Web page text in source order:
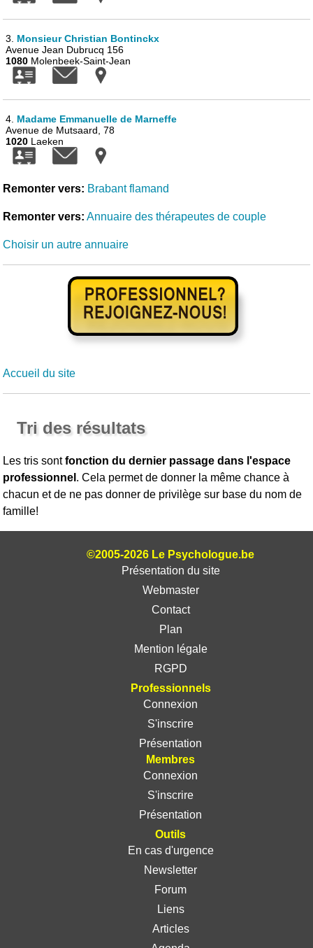
3. Monsieur Christian Bontinckx
Avenue Jean Dubrucq 156
1080 Molenbeek-Saint-Jean
4. Madame Emmanuelle de Marneffe
Avenue de Mutsaard, 78
1020 Laeken
Remonter vers: Brabant flamand
Remonter vers: Annuaire des thérapeutes de couple
Choisir un autre annuaire
Accueil du site
Tri des résultats
Les tris sontfonction du dernier passage dans l'espace
professionnel . Cela permet de donner la même chance à
chacun et de ne pas donner de privilège sur base du nom de
famille!
©2005-2026 Le Psychologue.be
Présentation du site
Webmaster
Contact
Plan
Mention légale
RGPD
Professionnels
Connexion
S'inscrire
Présentation
Membres
Connexion
S'inscrire
Présentation
Outils
En cas d'urgence
Newsletter
Forum
Liens
Articles